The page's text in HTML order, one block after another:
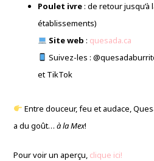
Poulet ivre: de retour jusqu’à
établissements)
Site web : quesada.ca
Suivez-les :
et TikTok
Entre douceur, feu et audace,
a du goût…à la Mex!
Pour voir un aperçu, clique ici!